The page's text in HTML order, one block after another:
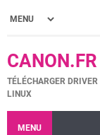
CANON.FR
TÉLÉCHARGER
LINUX
MENU